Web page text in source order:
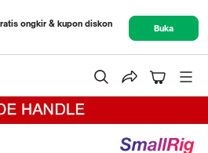
ongkir & kupon diskon
Buka